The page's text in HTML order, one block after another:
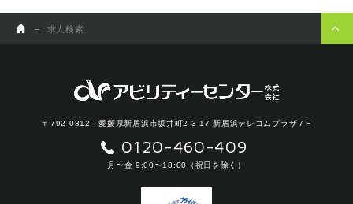
求人検索
〒792-0812 愛媛県新居浜市坂井町2-3-17 新居浜テレコムプラザ７F
0120-460-409
月〜金 9:00〜18:00（祝日を除く）